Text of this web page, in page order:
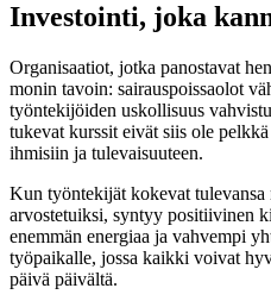
Investointi, joka
Organisaatiot, jotka panostavat
monin tavoin: sairauspoissaolot
työntekijöiden uskollisuus
tukevat kurssit eivät siis ole
ihmisiin ja tulevaisuuteen.
Kun työntekijät kokevat
arvostetuiksi, syntyy positiivinen
enemmän energiaa ja vahvempi
työpaikalle, jossa kaikki voivat
päivä päivältä.